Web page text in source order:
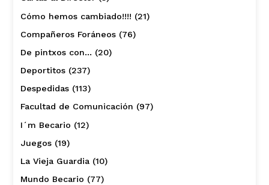
Cómo hemos cambiado!!!! (21)
Compañeros Foráneos(76)
De pintxos con… (20)
Deportitos(237)
Despedidas(113)
Facultad de Comunicación (97)
I´m Becario (12)
Juegos(19)
La Vieja Guardia(10)
Mundo Becario (77)